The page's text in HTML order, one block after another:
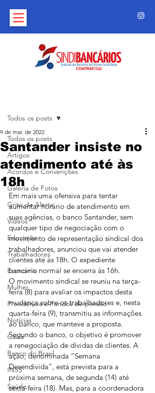
Todos os posts
Artigos
Acordos e Convenções
Galeria de Fotos
Grito de Alerta
Vídeos
Educação
Trabalhadores
Economia
Mulher
Previdência e Fundos de pensão
Notícias
Caixa
Banco do Brasil
INSS
Saúde
Todos os posts
Santander insiste no
atendimento até às
18h
9 de mar. de 2022
Em mais uma ofensiva para tentar
aumentar horário de atendimento em
suas agências, o banco Santander, sem
qualquer tipo de negociação com o
movimento de representação sindical dos
trabalhadores, anunciou que vai atender
clientes até às 18h. O expediente
bancário normal se encerra às 16h.
O movimento sindical se reuniu na terça-
feira (8) para avaliar os impactos desta
mudança sobre os trabalhadores e, nesta
quarta-feira (9), transmitiu as informações
ao banco, que manteve a proposta.
Segundo o banco, o objetivo é promover
a renegociação de dívidas de clientes. A
ação, denominada “Semana
Desendivida”, está prevista para a
próxima semana, de segunda (14) até
sexta-feira (18). Mas, para a coordenadora